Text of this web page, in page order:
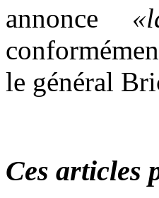
annonce
le général
Ces articles